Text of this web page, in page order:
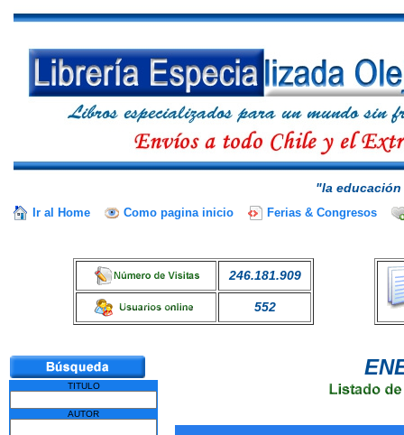
"la
Ir al Home Como pagina inicio Ferias & Congresos
246.181.909
552
TITULO
AUTOR